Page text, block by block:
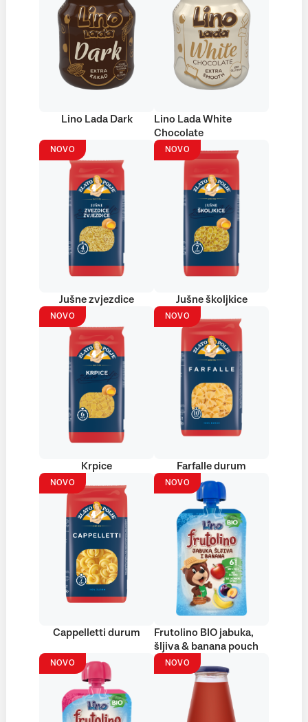
Lino Lada Dark
Lino Lada White
Chocolate
NOVO
Jušne zvjezdice
NOVO
Jušne školjkice
NOVO
Krpice
NOVO
Farfalle durum
NOVO
Cappelletti durum
NOVO
Frutolino BIO jabuka,
šljiva & banana pouch
NOVO NOVO